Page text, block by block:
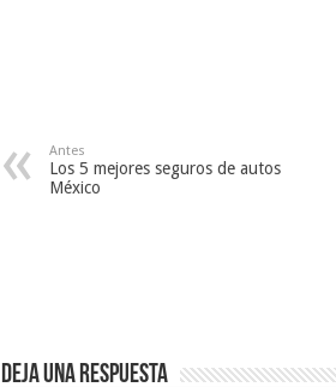
Antes
Los 5 mejores seguros de autos
México
Deja una respuesta